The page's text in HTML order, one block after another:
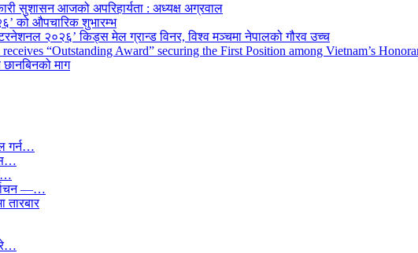
सुशासन आजको अपरिहार्यता : अध्यक्ष अग्रवाल
को औपचारिक शुभारम्भ
२०२६’ किड्स मेल ग्रान्ड विनर, विश्व मञ्चमा नेपालको गौरव उच्च
“Outstanding Award” securing the First Position among Vietnam’s
छानबिनको माग
गर्न…
—…
तारबार